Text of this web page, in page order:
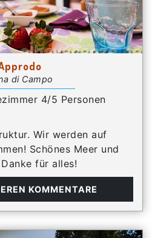
di Campo
4/5 Personen
Wir werden auf
Schönes Meer und
für alles!
KOMMENTARE